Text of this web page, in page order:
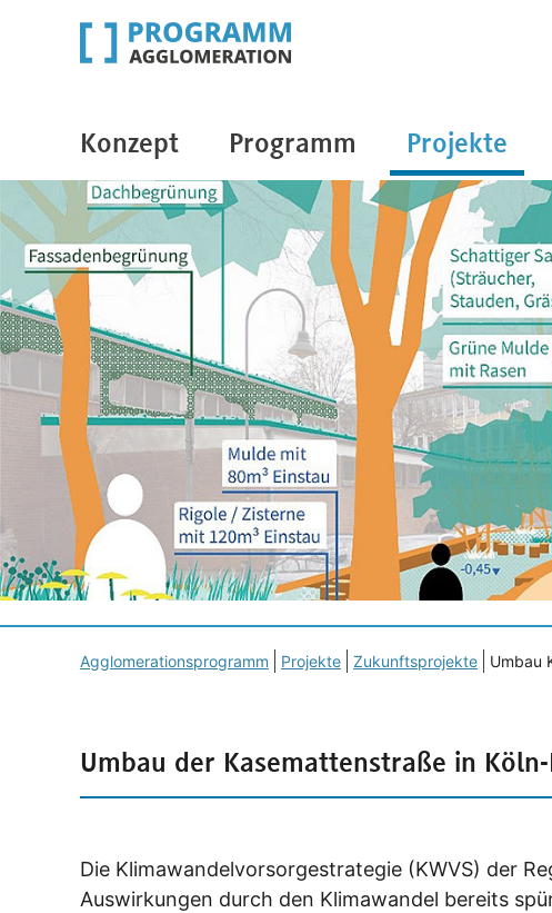
Konzept Programm Projekte
Agglomerationsprogramm Projekte Zukunftsprojekte Umbau
Umbau der Kasemattenstraße in
Die Klimawandelvorsorgestrategie (KWVS) der
Auswirkungen durch den Klimawandel bereits